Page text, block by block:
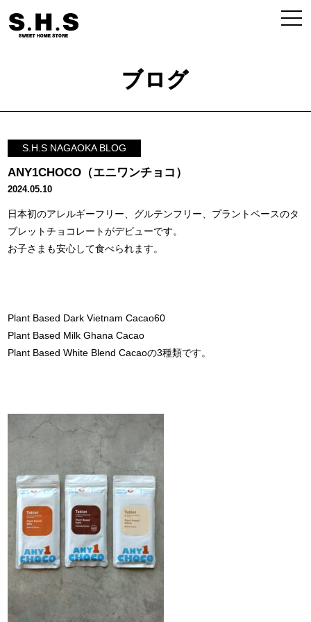
ブログ
S.H.S NAGAOKA BLOG
ANY1CHOCO（エニワンチョコ）
2024.05.10
日本初のアレルギーフリー、グルテンフリー、プラントベースのタ
ブレットチョコレートがデビューです。
お子さまも安心して食べられます。
Plant Based Dark Vietnam Cacao60
Plant Based Milk Ghana Cacao
Plant Based White Blend Cacaoの3種類です。